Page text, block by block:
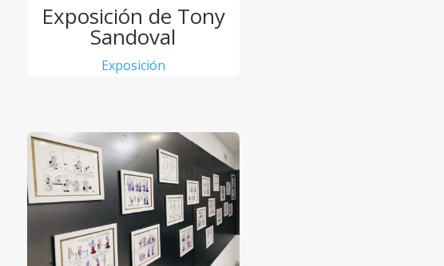
Exposición de Tony
Sandoval
Exposición